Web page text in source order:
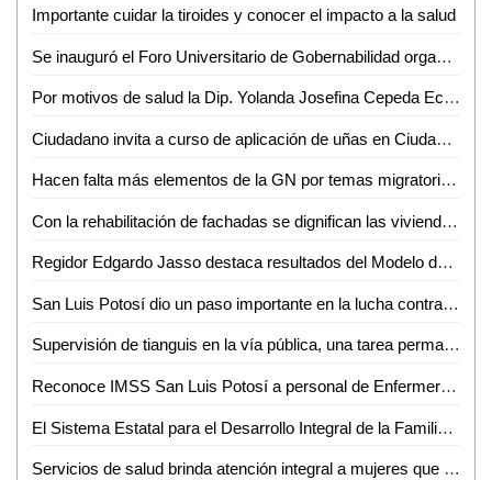
Importante cuidar la tiroides y conocer el impacto a la salud
Se inauguró el Foro Universitario de Gobernabilidad organizado por la Facultad de Derecho de la UASLP
Por motivos de salud la Dip. Yolanda Josefina Cepeda Echavarría solicitó licencia a su cargo del 24 de mayo al 01 de junio
Ciudadano invita a curso de aplicación de uñas en Ciudad Valles
Hacen falta más elementos de la GN por temas migratorios en SLP: José Ramón Torres
Con la rehabilitación de fachadas se dignifican las viviendas potosinas: Alcalde Enrique Galindo
Regidor Edgardo Jasso destaca resultados del Modelo de Justicia Cívica en la Capital de SLP
San Luis Potosí dio un paso importante en la lucha contra la violencia de género: Dip. Gabriela Martínez Lárraga
Supervisión de tianguis en la vía pública, una tarea permanente del Ayuntamiento de San Luis Potosí
Reconoce IMSS San Luis Potosí a personal de Enfermería por su destacado desempeño institucional
El Sistema Estatal para el Desarrollo Integral de la Familia (DIF), lanzó los lineamientos en materia de adopción del estado de San Luis Potosí
Servicios de salud brinda atención integral a mujeres que viven violencia familiar o sexual